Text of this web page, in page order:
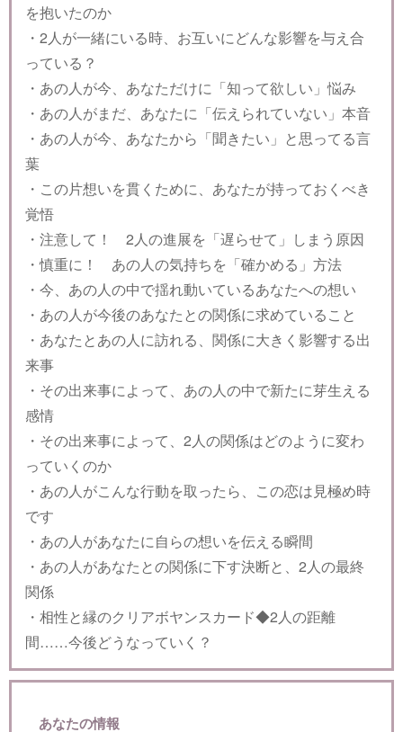
を抱いたのか
・2人が一緒にいる時、お互いにどんな影響を与え合
っている？
・あの人が今、あなただけに「知って欲しい」悩み
・あの人がまだ、あなたに「伝えられていない」本音
・あの人が今、あなたから「聞きたい」と思ってる言
葉
・この片想いを貫くために、あなたが持っておくべき
覚悟
・注意して！ 2人の進展を「遅らせて」しまう原因
・慎重に！ あの人の気持ちを「確かめる」方法
・今、あの人の中で揺れ動いているあなたへの想い
・あの人が今後のあなたとの関係に求めていること
・あなたとあの人に訪れる、関係に大きく影響する出
来事
・その出来事によって、あの人の中で新たに芽生える
感情
・その出来事によって、2人の関係はどのように変わ
っていくのか
・あの人がこんな行動を取ったら、この恋は見極め時
です
・あの人があなたに自らの想いを伝える瞬間
・あの人があなたとの関係に下す決断と、2人の最終
関係
・相性と縁のクリアボヤンスカード◆2人の距離
間……今後どうなっていく？
あなたの情報